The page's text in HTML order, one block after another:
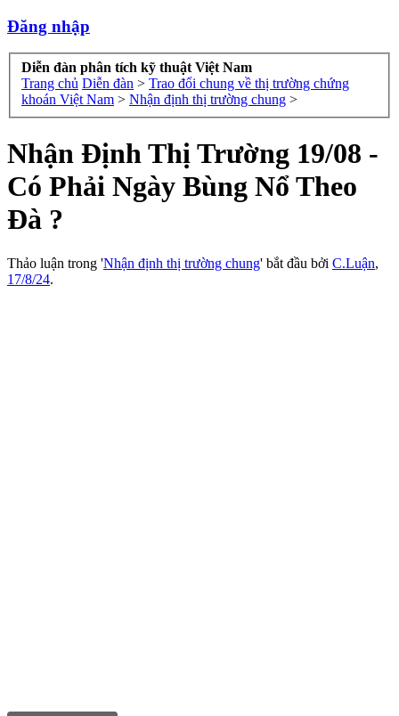
Đăng nhập
Diễn đàn phân tích kỹ thuật Việt Nam
Trang chủ Diễn đàn > Trao đổi chung về thị trường chứng
khoán Việt Nam > Nhận định thị trường chung >
Nhận Định Thị Trường 19/08 -
Có Phải Ngày Bùng Nổ Theo
Đà ?
Thảo luận trong 'Nhận định thị trường chung' bắt đầu bởi C.Luận,
17/8/24.